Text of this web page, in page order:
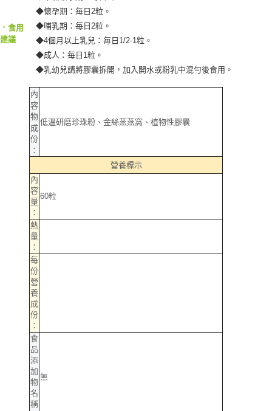
‧ 食用
建議
◆懷孕期：毎日2粒。
◆哺乳期：毎日2粒。
◆4個月以上乳兒：毎日1/2-1粒。
◆成人：毎日1粒。
◆乳幼兒請將膠囊拆開，加入開水或粉乳中混勻後食用。
內
容
物
成
份
：
低溫研磨珍珠粉、金絲燕燕窩、植物性膠囊
營養標示
內
容
量
：
60粒
熱
量
：
每
份
營
養
成
份
：
食
品
添
加
物
名
稱
無